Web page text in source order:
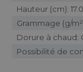
Hauteur (cm):
Grammage (g/
Dorure à chaud:
Possibilité de